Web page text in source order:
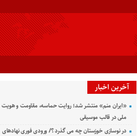
آخرین اخبار
«ایران منم» منتشر شد؛ روایت حماسه، مقاومت و هویت
ملی در قالب موسیقی
در نوسازی خوزستان چه می گذرد ؟/ ورودی فوری نهادهای